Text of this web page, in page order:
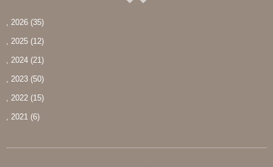
, 2026 (35)
, 2025 (12)
, 2024 (21)
, 2023 (50)
, 2022 (15)
, 2021 (6)